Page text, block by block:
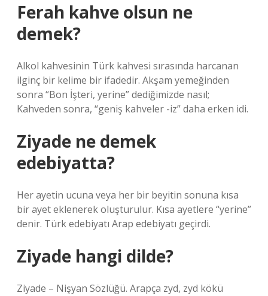
Ferah kahve olsun ne
demek?
Alkol kahvesinin Türk kahvesi sırasında harcanan
ilginç bir kelime bir ifadedir. Akşam yemeğinden
sonra “Bon İşteri, yerine” dediğimizde nasıl;
Kahveden sonra, “geniş kahveler -iz” daha erken idi.
Ziyade ne demek
edebiyatta?
Her ayetin ucuna veya her bir beyitin sonuna kısa
bir ayet eklenerek oluşturulur. Kısa ayetlere “yerine”
denir. Türk edebiyatı Arap edebiyatı geçirdi.
Ziyade hangi dilde?
Ziyade – Nişyan Sözlüğü. Arapça zyd, zyd kökü